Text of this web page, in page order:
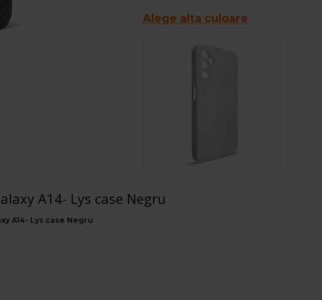
Alege alta culoare
A14- Lys case Negru
A14- Lys case Negru